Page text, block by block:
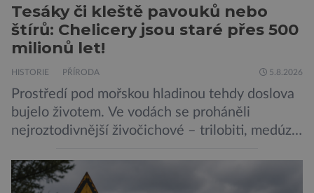
Tesáky či kleště pavouků nebo
štírů: Chelicery jsou staré přes 500
milionů let!
HISTORIE PŘÍRODA 5.8.2026
Prostředí pod mořskou hladinou tehdy doslova
bujelo životem. Ve vodách se proháněli
nejroztodivnější živočichové – trilobiti, medúzy
prazvláštní stonožce podobný tvor, který měl
zárodky zbraní typických pro dnešní pavouky.